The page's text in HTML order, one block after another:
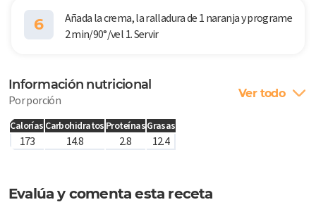
6
Añada la crema, la ralladura de 1 naranja y programe
2 min/90°/vel 1. Servir
Información nutricional
Por porción Ver todo
Calorías Carbohidratos ProteínasGrasas
173 14.8 2.8 12.4
Evalúa y comenta esta receta